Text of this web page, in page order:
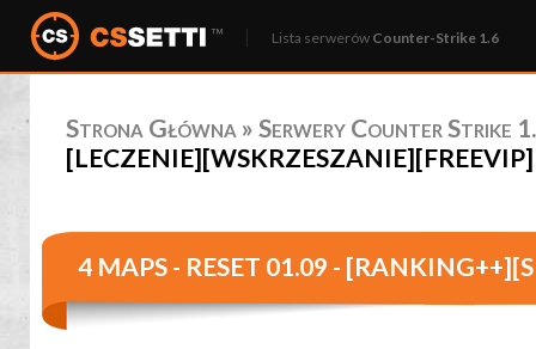
Lista serwerów Counter-Strike 1.6
Strona Główna » Serwery Counter Strike
[LECZENIE][WSKRZESZANIE][FREEVIP]
4 MAPS - RESET 01.09 -